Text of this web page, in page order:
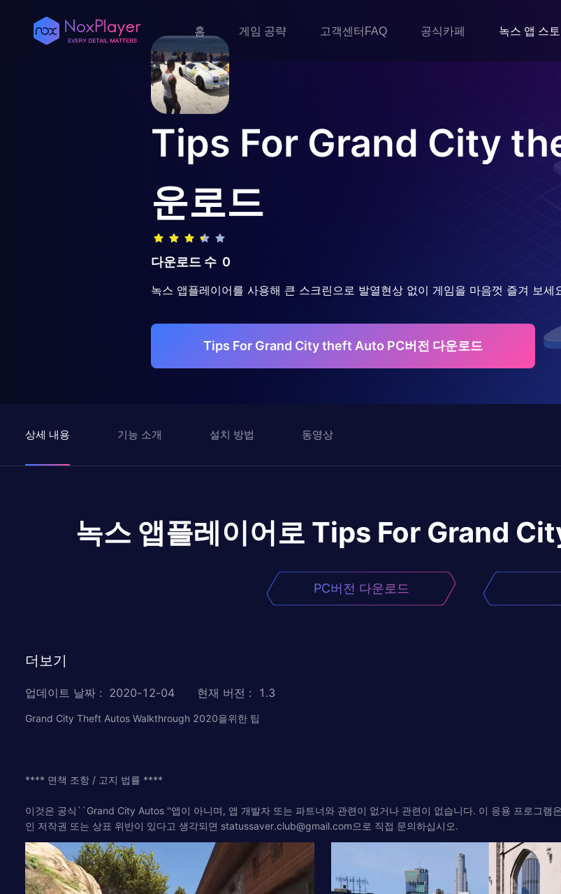
홈 게임 공략 고객센터FAQ 공식카페 녹스 앱 스토
Tips For Grand City
운로드
다운로드 수 0
녹스 앱플레이어를 사용해 큰 스크린으로 발열현상 없이 게임을 마음껏 즐겨 보세
Tips For Grand City theft Auto PC버전 다운로드
상세 내용 기능 소개 설치 방법 동영상
녹스 앱플레이어로 Tips For Grand
PC버전 다운로드
더보기
업데이트 날짜 : 2020-12-04 현재 버전 : 1.3
Grand City Theft Autos Walkthrough 2020을위한 팁
**** 면책 조항 / 고지 법률 ****
이것은 공식``Grand City Autos ''앱이 아니며, 앱 개발자 또는 파트너와 관련이 없거나 관련이 없습니다. 이 응용 프로그
인 저작권 또는 상표 위반이 있다고 생각되면 statussaver.club@gmail.com으로 직접 문의하십시오.